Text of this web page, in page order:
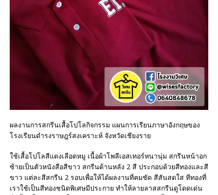
ผลงานการสกรีนเสื้อโปโลกิจกรรม แผนการเรียนภาษาอังกฤษของ
โรงเรียนดำรงราษฎร์สงเคราะห์ จังหวัดเชียงราย
ใช้เสื้อโปโลสีแดงเลือดหมู เนื้อผ้าโพลีเอสเทอร์หนานุ่ม สกรีนหน้าอก
ซ้ายเป็นตัวหนังสือสีขาว สกรีนด้านหลัง 2 สี ประกอบด้วยสีทองและสี
ขาว แต่ละสีสกรีน 2 รอบเพื่อให้ได้ผลงานที่คมชัด สีสันสดใส ทีทองที่
เราใช้เป็นสีทองชนิดพิเศษมีประกาย ทำให้ลายลาสสกรีนดูโดดเด่น